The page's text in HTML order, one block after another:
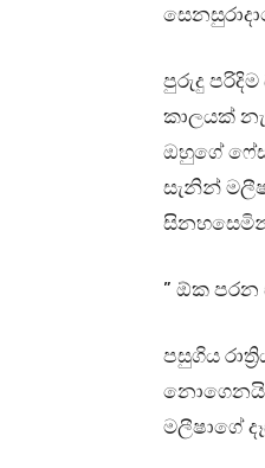
පුරුදු
කාලයක්
ඔහුගේ
සැනින්
” ඕක පරන
පසුගිය
මලීෂාගේ